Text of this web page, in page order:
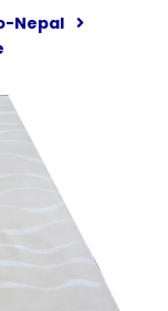
Nepal